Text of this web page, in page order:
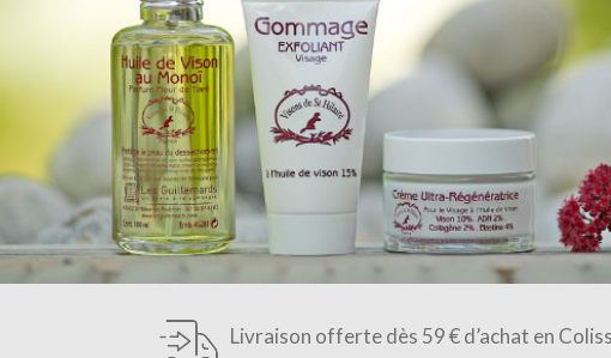
Livraison offerte dès 59 € d’achat en